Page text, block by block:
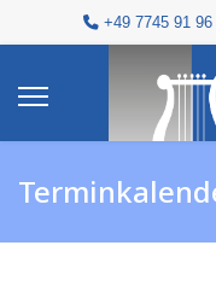
+49 7745 91 96